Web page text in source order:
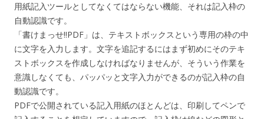
用紙記入ツールとしてなくてはならない機能、それは記入枠の
自動認識です。
「書けまっせ!!PDF」は、テキストボックスという専用の枠の中
に文字を入力します。文字を追記するにはまず初めにそのテキ
ストボックスを作成しなければなりませんが、そういう作業を
意識しなくても、パッパッと文字入力ができるのが記入枠の自
動認識です。
PDFで公開されている記入用紙のほとんどは、印刷してペンで